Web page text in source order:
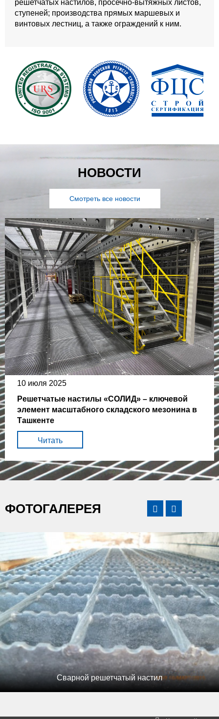
решетчатых настилов, просечно-вытяжных листов,
ступеней; производства прямых маршевых и
винтовых лестниц, а также ограждений к ним.
НОВОСТИ
Смотреть все новости
10 июля 2025
Решетчатые настилы «СОЛИД» – ключевой
элемент масштабного складского мезонина в
Ташкенте
Читать
ФОТОГАЛЕРЕЯ
Сварной решетчатый настил
 